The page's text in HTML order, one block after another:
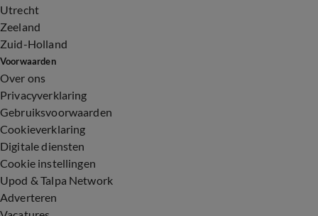
Utrecht
Zeeland
Zuid-Holland
Voorwaarden
Over ons
Privacyverklaring
Gebruiksvoorwaarden
Cookieverklaring
Digitale diensten
Cookie instellingen
Upod & Talpa Network
Adverteren